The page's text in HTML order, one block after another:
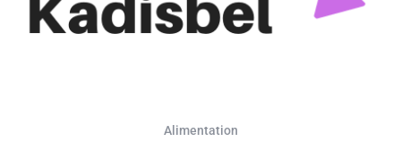
Alimentation